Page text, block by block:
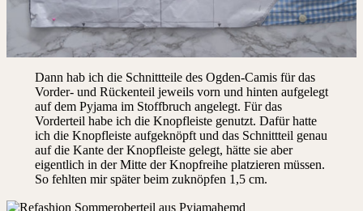
Dann hab ich die Schnittteile des Ogden-Camis für das
Vorder- und Rückenteil jeweils vorn und hinten aufgelegt
auf dem Pyjama im Stoffbruch angelegt. Für das
Vorderteil habe ich die Knopfleiste genutzt. Dafür hatte
ich die Knopfleiste aufgeknöpft und das Schnittteil genau
auf die Kante der Knopfleiste gelegt, hätte sie aber
eigentlich in der Mitte der Knopfreihe platzieren müssen.
So fehlten mir später beim zuknöpfen 1,5 cm.